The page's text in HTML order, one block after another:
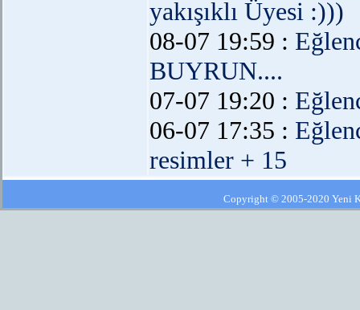
yakışıklı Üyesi :)))
08-07 19:59 :
BUYRUN....
07-07 19:20 :
06-07 17:35 :
resimler + 15
Copyright © 2005-2020 Yeni